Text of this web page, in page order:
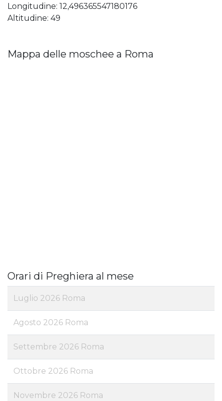
Longitudine: 12,496365547180176
Altitudine: 49
Mappa delle moschee a Roma
Orari di Preghiera al mese
Luglio 2026 Roma
Agosto 2026 Roma
Settembre 2026 Roma
Ottobre 2026 Roma
Novembre 2026 Roma